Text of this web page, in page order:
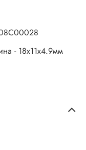
- 18х11х4.9мм